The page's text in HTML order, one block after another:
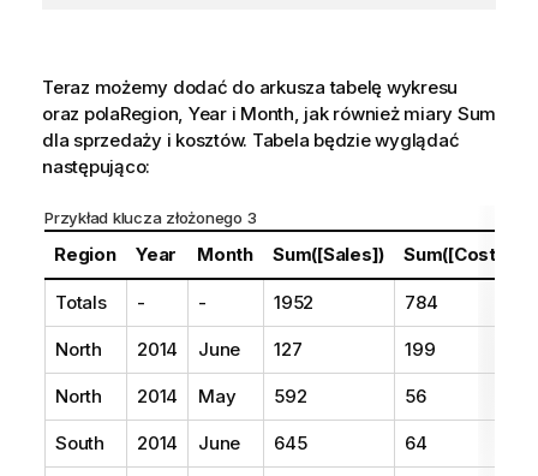
Teraz możemy dodać do arkusza tabelę wykresu
oraz polaRegion Yeari Month , jak również miary Sum
dla sprzedaży i kosztów. Tabela będzie wyglądać
następująco:
Przykład klucza złożonego 3
Region Year Month Sum([Sales]) Sum([Costs])
Totals - - 1952 784
North 2014 June 127 199
North 2014 May 592 56
South 2014 June 645 64